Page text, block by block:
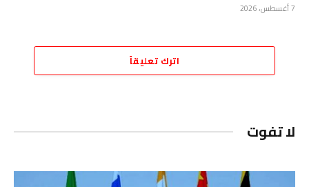
7 أغسطس، 2026
اترك تعليقاً
لا تفوت